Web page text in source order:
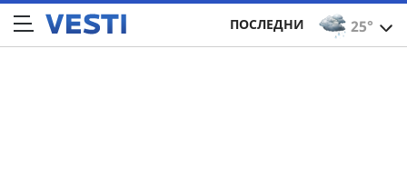
25°
ПОСЛЕДНИ